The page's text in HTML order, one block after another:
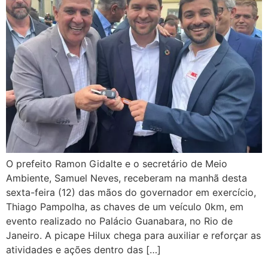
O prefeito Ramon Gidalte e o secretário de Meio
Ambiente, Samuel Neves, receberam na manhã desta
sexta-feira (12) das mãos do governador em exercício,
Thiago Pampolha, as chaves de um veículo 0km, em
evento realizado no Palácio Guanabara, no Rio de
Janeiro. A picape Hilux chega para auxiliar e reforçar as
atividades e ações dentro das […]